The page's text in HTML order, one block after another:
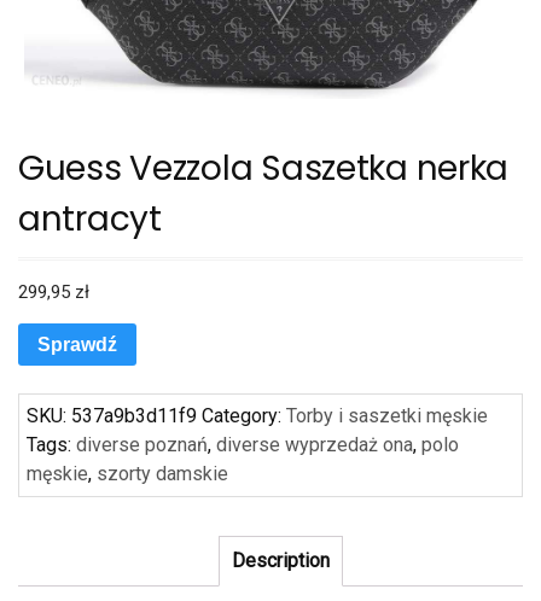
Guess Vezzola Saszetka nerka
antracyt
299,95 zł
Sprawdź
SKU: 537a9b3d11f9 Category: Torby i saszetki męskie
Tags: diverse poznań, diverse wyprzedaż ona, polo
męskie, szorty damskie
Description